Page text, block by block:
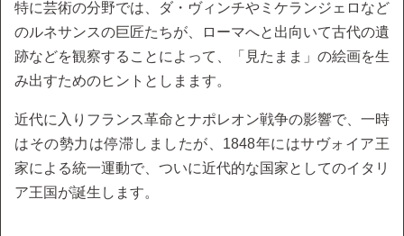
特に芸術の分野では、ダ・ヴィンチやミケランジェロなど
のルネサンスの巨匠たちが、ローマへと出向いて古代の遺
跡などを観察することによって、「見たまま」の絵画を生
み出すためのヒントとしまます。
近代に入りフランス革命とナポレオン戦争の影響で、一時
はその勢力は停滞しましたが、1848年にはサヴォイア王
家による統一運動で、ついに近代的な国家としてのイタリ
ア王国が誕生します。